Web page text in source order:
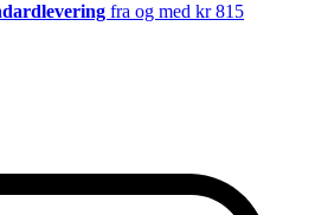
fra og med kr 815